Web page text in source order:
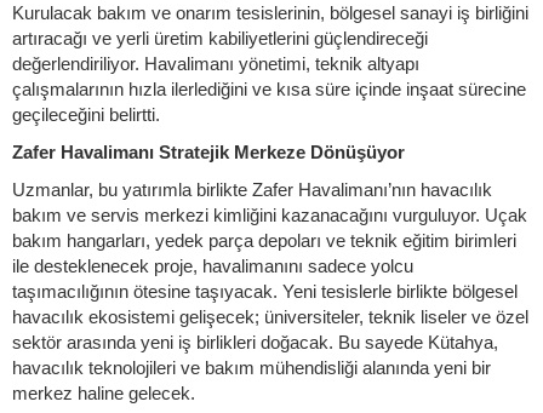
Kurulacak bakım ve onarım tesislerinin, bölgesel sanayi iş birliğini
artıracağı ve yerli üretim kabiliyetlerini güçlendireceği
değerlendiriliyor. Havalimanı yönetimi, teknik altyapı
çalışmalarının hızla ilerlediğini ve kısa süre içinde inşaat sürecine
geçileceğini belirtti.
Zafer Havalimanı Stratejik Merkeze Dönüşüyor
Uzmanlar, bu yatırımla birlikte Zafer Havalimanı’nın havacılık
bakım ve servis merkezi kimliğini kazanacağını vurguluyor. Uçak
bakım hangarları, yedek parça depoları ve teknik eğitim birimleri
ile desteklenecek proje, havalimanını sadece yolcu
taşımacılığının ötesine taşıyacak. Yeni tesislerle birlikte bölgesel
havacılık ekosistemi gelişecek; üniversiteler, teknik liseler ve özel
sektör arasında yeni iş birlikleri doğacak. Bu sayede Kütahya,
havacılık teknolojileri ve bakım mühendisliği alanında yeni bir
merkez haline gelecek.